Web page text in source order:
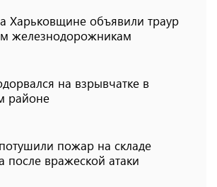
Харьковщине объявили траур
железнодорожникам
на взрывчатке в
районе
пожар на складе
после вражеской атаки